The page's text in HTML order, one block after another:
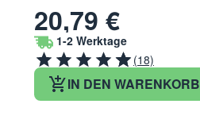
20,79 €
1-2 Werktage
(18)
IN DEN WARENKORB